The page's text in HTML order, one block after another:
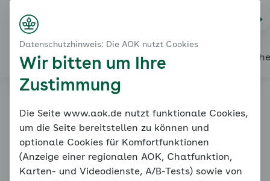
Alles über den Coach Mein Coach
Modul 4: Sich der Angst stellen - Soziale Angst
Die Angstsituationen meines Kindes
Eltern-Kind-Übung: Angstsituationen
Familiencoach
Kinderängste
Datenschutzhinweis: Die AOK nutzt Cookies
Wir bitten um Ihre
Zustimmung
Die Seite www.aok.de nutzt funktionale Cookies,
um die Seite bereitstellen zu können und
optionale Cookies für Komfortfunktionen
(Anzeige einer regionalen AOK, Chatfunktion,
Karten- und Videodienste, A/B-Tests) sowie von